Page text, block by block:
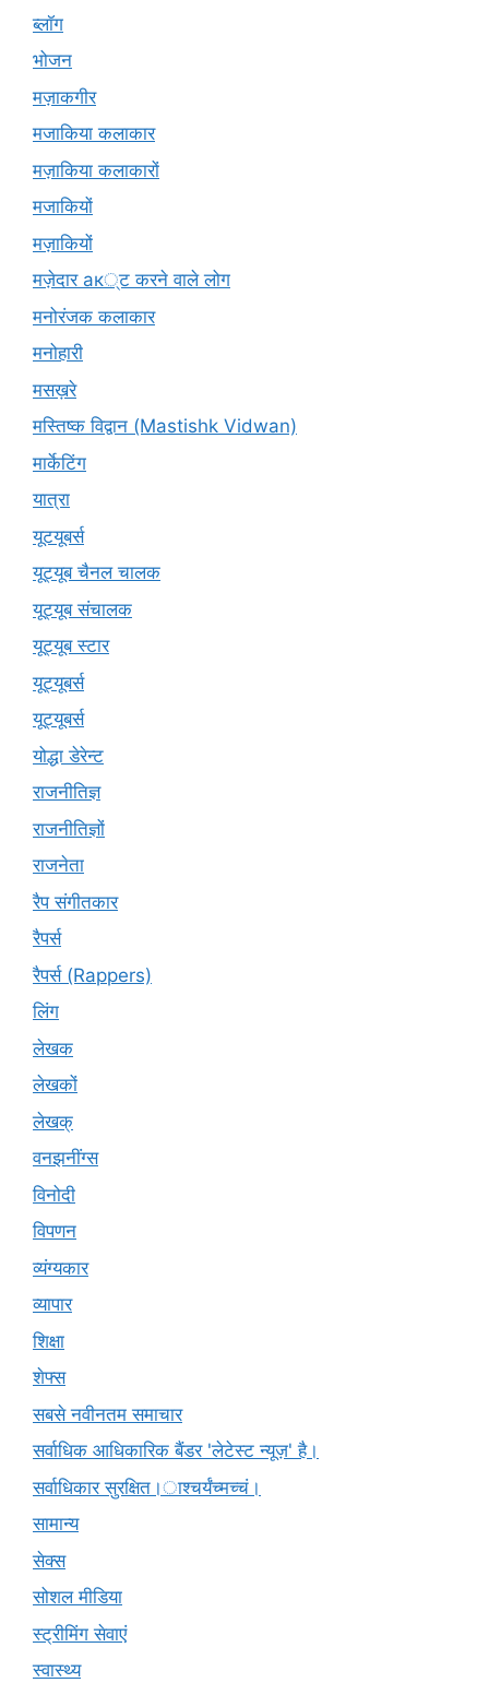
ब्लॉग
भोजन
मज़ाकगीर
मजाकिया कलाकार
मज़ाकिया कलाकारों
मजाकियों
मज़ाकियों
मज़ेदार ак्ट करने वाले लोग
मनोरंजक कलाकार
मनोहारी
मसख़रे
मस्तिष्क विद्वान (Mastishk Vidwan)
मार्केटिंग
यात्रा
यूटयूबर्स
यूट्यूब चैनल चालक
यूट्यूब संचालक
यूट्यूब स्टार
यूट्‍यूबर्स
यूट्यूबर्स
योद्धा डेरेन्ट
राजनीतिज्ञ
राजनीतिज्ञों
राजनेता
रैप संगीतकार
रैपर्स
रैपर्स (Rappers)
लिंग
लेखक
लेखकों
लेखक्
वनझनींग्स
विनोदी
विपणन
व्यंग्यकार
व्यापार
शिक्षा
शेफ्स
सबसे नवीनतम समाचार
सर्वाधिक आधिकारिक बैंडर 'लेटेस्ट न्यूज़' है।
सर्वाधिकार सुरक्षित।ाश्चर्यंच्मच्चं।
सामान्य
सेक्स
सोशल मीडिया
स्ट्रीमिंग सेवाएं
स्वास्थ्य